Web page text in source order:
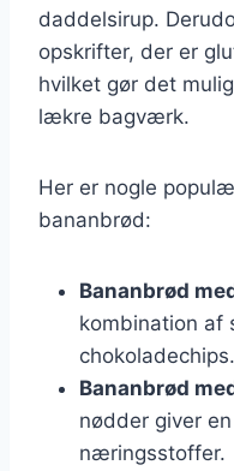
daddelsirup.
opskrifter, der er
hvilket gør det
lækre bagværk.
Her er nogle
bananbrød:
Bananbrød
kombination af
chokoladechips.
Bananbrød
nødder giver
næringsstoffer.